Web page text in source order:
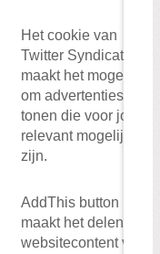
Het cookie van
Twitter Syndication
maakt het mogelijk
om advertenties te
tonen die voor jou zo
relevant mogelijk
zijn.
AddThis button
maakt het delen van
websitecontent voor